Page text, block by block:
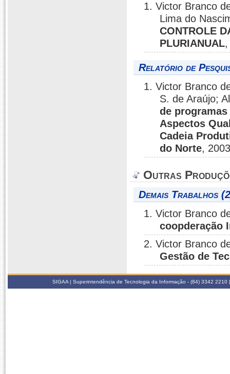
1. Victor Branco
Lima do
CONTROLE
PLURIANUAL
Relatório de
1. Victor Branco
S. de Araújo;
de
Aspectos
Cadeia
do Norte,
Outras
Demais Trabalhos
1. Victor Branco
coopderação
2. Victor Branco
Gestão de
SIGAA | Superintendência de Tecnologia da Informação - (84) 3342